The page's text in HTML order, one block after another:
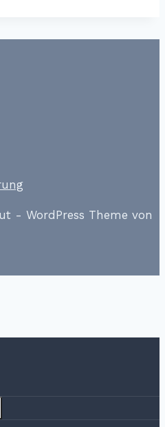
- WordPress Theme von